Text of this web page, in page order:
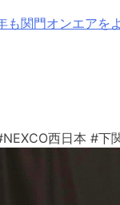
も関門オンエアを
西日本 #下